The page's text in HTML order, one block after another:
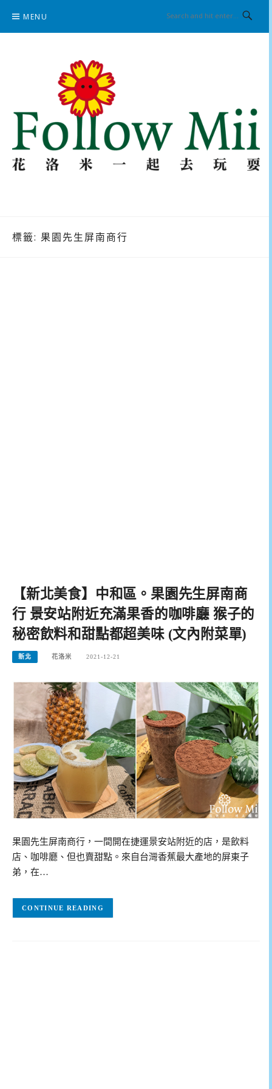
content
MENU
標籤: 果園先生屏南商行
【新北美食】中和區。果園先生屏南商
行 景安站附近充滿果香的咖啡廳 猴子的
秘密飲料和甜點都超美味 (文內附菜單)
新北 花洛米 2021-12-21
果園先生屏南商行，一間開在捷運景安站附近的店，是飲料
店、咖啡廳、但也賣甜點。來自台灣香蕉最大產地的屏東子
弟，在…
CONTINUE READING